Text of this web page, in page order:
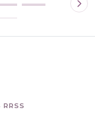
RRSS